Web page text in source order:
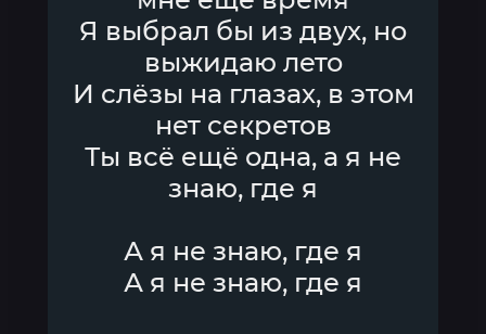
Я выбрал бы из двух, но
выжидаю лето
И слёзы на глазах, в этом
нет секретов
Ты всё ещё одна, а я не
знаю, где я
А я не знаю, где я
А я не знаю, где я